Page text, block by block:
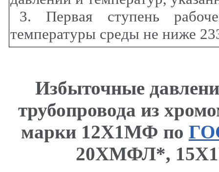
3. Первая ступень
температуры среды не ниже
Избыточные
трубопровода из
марки 12Х1МФ по
20ХМФЛ*,